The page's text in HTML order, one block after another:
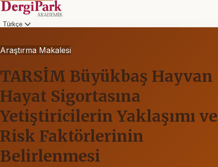
Türkçe
Araştırma Makalesi
TARSİM Büyükbaş Hayvan
Hayat Sigortasına
Yetiştiricilerin Yaklaşımı ve
Risk Faktörlerinin
Belirlenmesi